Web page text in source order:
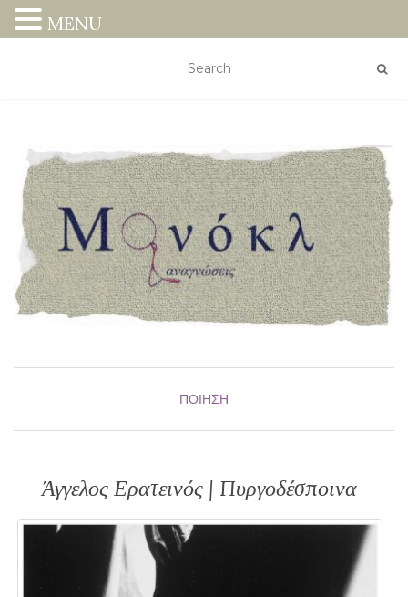
ΠΟΊΗΣΗ
Άγγελος Ερατεινός | Πυργοδέσποινα
MENU